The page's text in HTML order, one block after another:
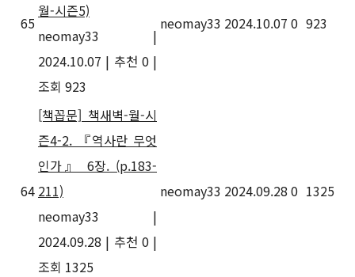
65
월-시즌5)
neomay33
|
2024.10.07 | 추천 0 |
조회 923
neomay33 2024.10.07 0 923
64
[책꼽문] 책새벽-월-시
즌4-2. 『역사란 무엇
인가』 6장. (p.183-
211)
neomay33
|
2024.09.28 | 추천 0 |
조회 1325
neomay33 2024.09.28 0 1325